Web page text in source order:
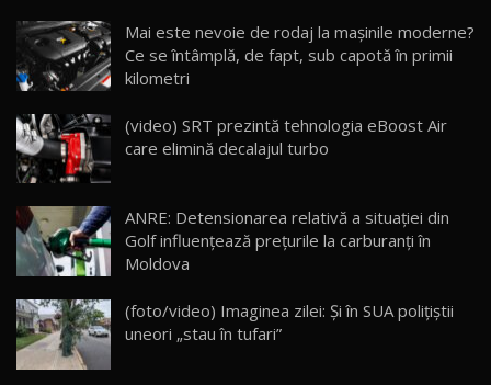
15 14:37
16
AutoBlogMD
13:10
17 20:06
30:08
Mai este nevoie de rodaj la mașinile moderne?
Ce se întâmplă, de fapt, sub capotă în primii
kilometri
(video) SRT prezintă tehnologia eBoost Air
care elimină decalajul turbo
ANRE: Detensionarea relativă a situației din
Golf influențează prețurile la carburanți în
Moldova
(foto/video) Imaginea zilei: Și în SUA polițiștii
uneori „stau în tufari”